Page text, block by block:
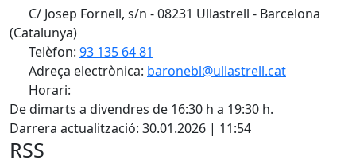
C/ Josep Fornell, s/n - 08231 Ullastrell - Barcelona
(Catalunya)
Telèfon: 93 135 64 81
Adreça electrònica: baronebl@ullastrell.cat
Horari:
De dimarts a divendres de 16:30 h a 19:30 h.
Darrera actualització: 30.01.2026 | 11:54
RSS